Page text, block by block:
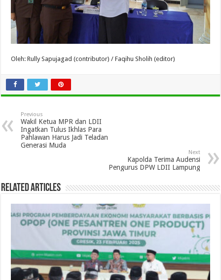
Oleh: Rully Sapujagad (contributor) / Faqihu Sholih (editor)
Previous
Wakil Ketua MPR dan LDII
Ingatkan Tulus Ikhlas Para
Pahlawan Harus Jadi Teladan
Generasi Muda
Next
Kapolda Terima Audensi
Pengurus DPW LDII Lampung
Related Articles